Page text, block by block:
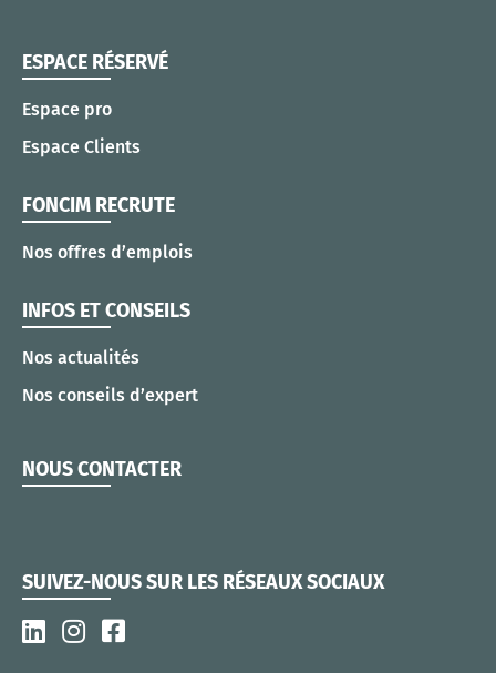
ESPACE RÉSERVÉ
Espace pro
Espace Clients
FONCIM RECRUTE
Nos offres d’emplois
INFOS ET CONSEILS
Nos actualités
Nos conseils d’expert
NOUS CONTACTER
SUIVEZ-NOUS SUR LES RÉSEAUX SOCIAUX